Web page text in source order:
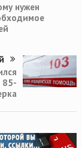
нужен
85-